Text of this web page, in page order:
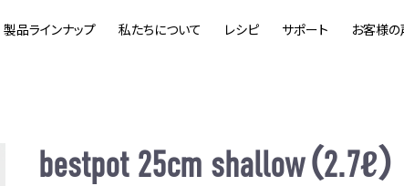
製品ラインナップ 私たちについて レシピ サポート お客様の
bestpot 25cm shallow（2.7ℓ）